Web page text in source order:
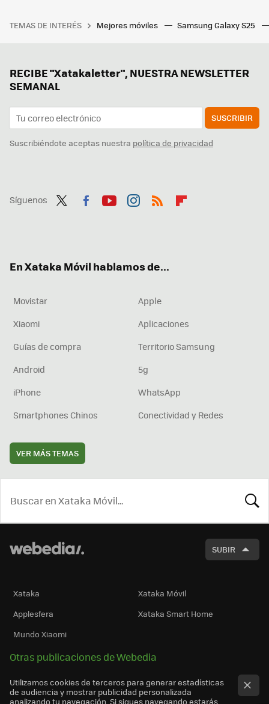
TEMAS DE INTERÉS Mejores móviles Samsung Galaxy S25
RECIBE "Xatakaletter", NUESTRA NEWSLETTER
SEMANAL
SUSCRIBIR
Suscribiéndote aceptas nuestra política de privacidad
Síguenos
En Xataka Móvil hablamos de...
Movistar
Apple
Xiaomi
Aplicaciones
Guías de compra
Territorio Samsung
Android
5g
iPhone
WhatsApp
Smartphones Chinos
Conectividad y Redes
VER MÁS TEMAS
SUBIR
Xataka
Xataka Móvil
Applesfera
Xataka Smart Home
Mundo Xiaomi
Otras publicaciones de Webedia
Utilizamos cookies de terceros para generar estadísticas
de audiencia y mostrar publicidad personalizada
analizando tu navegación. Si sigues navegando estarás